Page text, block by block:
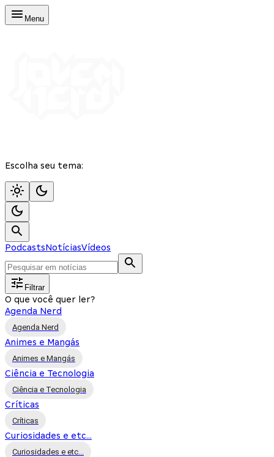
Menu
Escolha seu tema:
PodcastsNotíciasVídeos
Filtrar
O que você quer ler?
Agenda Nerd
Agenda Nerd
Animes e Mangás
Animes e Mangás
Ciência e Tecnologia
Ciência e Tecnologia
Críticas
Críticas
Curiosidades e etc...
Curiosidades e etc...